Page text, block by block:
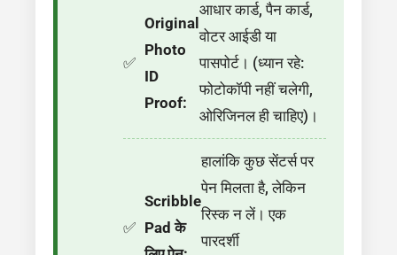
Original
Photo
ID
Proof:
आधार कार्ड, पैन कार्ड,
वोटर आईडी या
पासपोर्ट। (ध्यान रहे:
फोटोकॉपी नहीं चलेगी,
ओरिजिनल ही चाहिए)।
Scribble
Pad के
हालांकि कुछ सेंटर्स पर
पेन मिलता है, लेकिन
रिस्क न लें। एक
पारदर्शी